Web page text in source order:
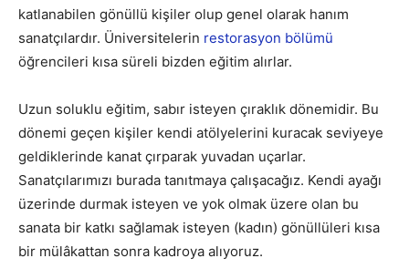
katlanabilen gönüllü kişiler olup genel olarak hanım
sanatçılardır. Üniversitelerin restorasyon bölümü
öğrencileri kısa süreli bizden eğitim alırlar.
Uzun soluklu eğitim, sabır isteyen çıraklık dönemidir. Bu
dönemi geçen kişiler kendi atölyelerini kuracak seviyeye
geldiklerinde kanat çırparak yuvadan uçarlar.
Sanatçılarımızı burada tanıtmaya çalışacağız. Kendi ayağı
üzerinde durmak isteyen ve yok olmak üzere olan bu
sanata bir katkı sağlamak isteyen (kadın) gönüllüleri kısa
bir mülâkattan sonra kadroya alıyoruz.